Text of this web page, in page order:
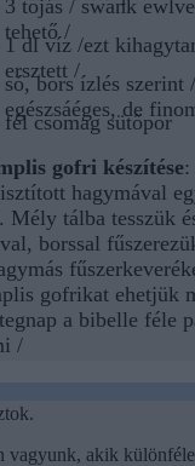
3 tojás / swank
tehető /
1 dlvíz /ezt
ersztett /
só, bors ízlés
egészsáéges, de
fél csomag sütőpor
gofri készítése
hagymával
Mély tálba tesszük
borssal
gofrikat ehetjük
a bibelle féle
/
vagyunk, akik